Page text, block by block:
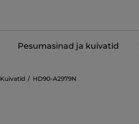
Pesumasinad ja kuivatid
Kuivatid HD90-A2979N